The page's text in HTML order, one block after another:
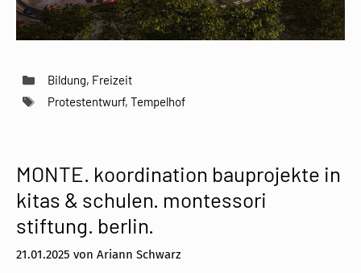
Kategorien
Bildung, Freizeit
Schlagwörter
Protestentwurf, Tempelhof
MONTE. koordination bauprojekte in
kitas & schulen. montessori
stiftung. berlin.
21.01.2025 von Ariann Schwarz